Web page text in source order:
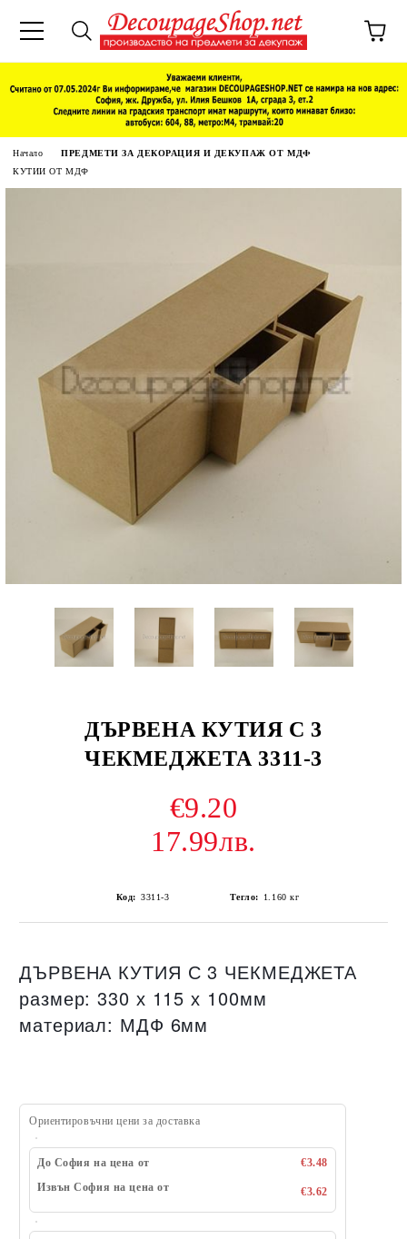
Начало
ПРЕДМЕТИ ЗА ДЕКОРАЦИЯ И ДЕКУПАЖ ОТ МДФ
КУТИИ ОТ МДФ
ДЪРВЕНА КУТИЯ С 3
ЧЕКМЕДЖЕТА 3311-3
€9.20
17.99лв.
Код: 3311-3 Тегло: 1.160 кг
ДЪРВЕНА КУТИЯ С 3 ЧЕКМЕДЖЕТА
размер: 330 х 115 х 100мм
материал: МДФ 6мм
Ориентировъчни цени за доставка
До София на цена от
€3.48
Извън София на цена от
€3.62